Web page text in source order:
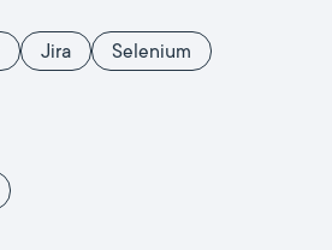
Jira
Selenium